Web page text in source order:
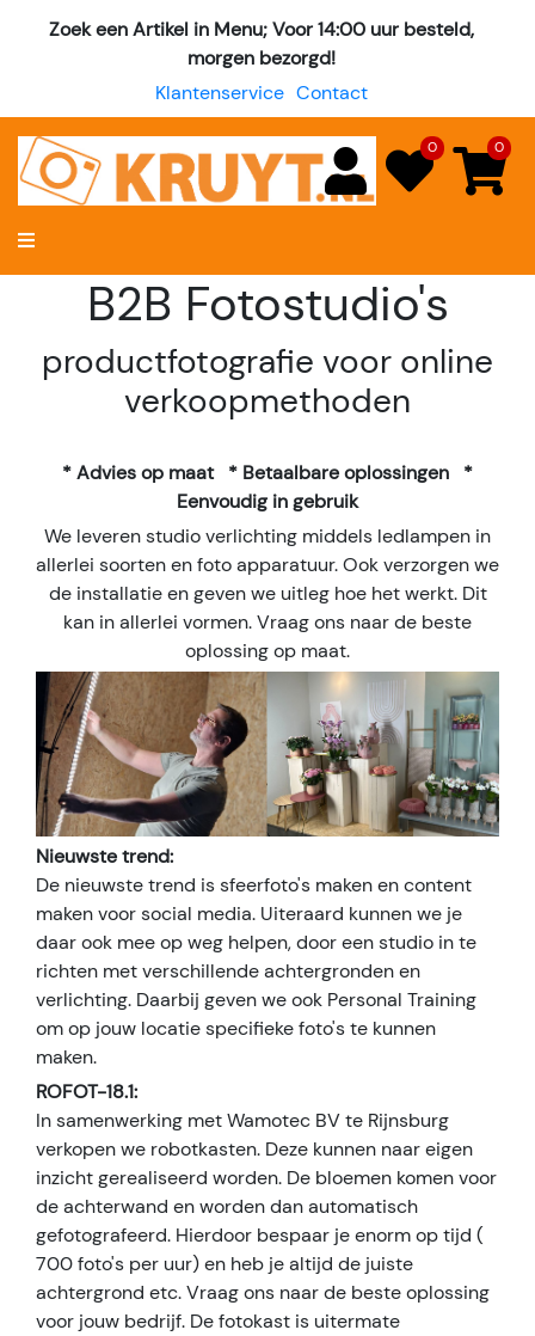
Zoek een Artikel in Menu; Voor 14:00 uur besteld,
morgen bezorgd!
Klantenservice Contact
0 0
B2B Fotostudio's
productfotografie voor online
verkoopmethoden
* Advies op maat * Betaalbare oplossingen *
Eenvoudig in gebruik
We leveren studio verlichting middels ledlampen in
allerlei soorten en foto apparatuur. Ook verzorgen we
de installatie en geven we uitleg hoe het werkt. Dit
kan in allerlei vormen. Vraag ons naar de beste
oplossing op maat.
Nieuwste trend:
De nieuwste trend is sfeerfoto's maken en content
maken voor social media. Uiteraard kunnen we je
daar ook mee op weg helpen, door een studio in te
richten met verschillende achtergronden en
verlichting. Daarbij geven we ook Personal Training
om op jouw locatie specifieke foto's te kunnen
maken.
ROFOT-18.1:
In samenwerking met Wamotec BV te Rijnsburg
verkopen we robotkasten. Deze kunnen naar eigen
inzicht gerealiseerd worden. De bloemen komen voor
de achterwand en worden dan automatisch
gefotografeerd. Hierdoor bespaar je enorm op tijd (
700 foto's per uur) en heb je altijd de juiste
achtergrond etc. Vraag ons naar de beste oplossing
voor jouw bedrijf. De fotokast is uitermate